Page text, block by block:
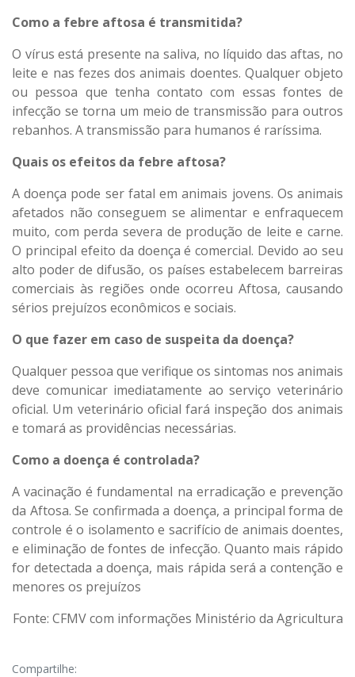
Como a febre aftosa é transmitida?
O vírus está presente na saliva, no líquido das aftas, no
leite e nas fezes dos animais doentes. Qualquer objeto
ou pessoa que tenha contato com essas fontes de
infecção se torna um meio de transmissão para outros
rebanhos. A transmissão para humanos é raríssima.
Quais os efeitos da febre aftosa?
A doença pode ser fatal em animais jovens. Os animais
afetados não conseguem se alimentar e enfraquecem
muito, com perda severa de produção de leite e carne.
O principal efeito da doença é comercial. Devido ao seu
alto poder de difusão, os países estabelecem barreiras
comerciais às regiões onde ocorreu Aftosa, causando
sérios prejuízos econômicos e sociais.
O que fazer em caso de suspeita da doença?
Qualquer pessoa que verifique os sintomas nos animais
deve comunicar imediatamente ao serviço veterinário
oficial. Um veterinário oficial fará inspeção dos animais
e tomará as providências necessárias.
Como a doença é controlada?
A vacinação é fundamental na erradicação e prevenção
da Aftosa. Se confirmada a doença, a principal forma de
controle é o isolamento e sacrifício de animais doentes,
e eliminação de fontes de infecção. Quanto mais rápido
for detectada a doença, mais rápida será a contenção e
menores os prejuízos
Fonte: CFMV com informações Ministério da Agricultura
Compartilhe: